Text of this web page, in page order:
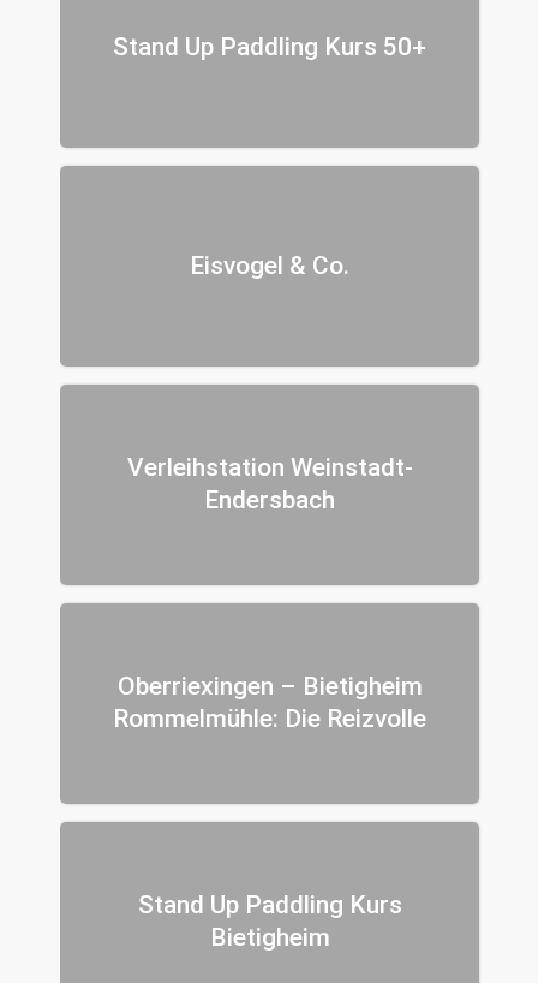
Stand Up Paddling Kurs 50+
Eisvogel & Co.
Verleihstation Weinstadt-
Endersbach
Oberriexingen – Bietigheim
Rommelmühle: Die Reizvolle
Stand Up Paddling Kurs
Bietigheim